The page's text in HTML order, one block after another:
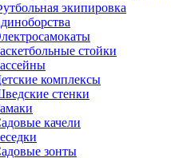
экипировка
стойки
комплексы
стенки
качели
зонты